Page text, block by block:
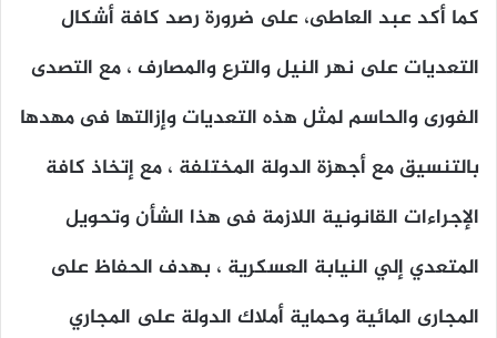
كما أكد عبد العاطى، على ضرورة رصد كافة أشكال
التعديات على نهر النيل والترع والمصارف ، مع التصدى
الفورى والحاسم لمثل هذه التعديات وإزالتها فى مهدها
بالتنسيق مع أجهزة الدولة المختلفة ، مع إتخاذ كافة
الإجراءات القانونية اللازمة فى هذا الشأن وتحويل
المتعدي إلي النيابة العسكرية ، بهدف الحفاظ على
المجارى المائية وحماية أملاك الدولة على المجاري